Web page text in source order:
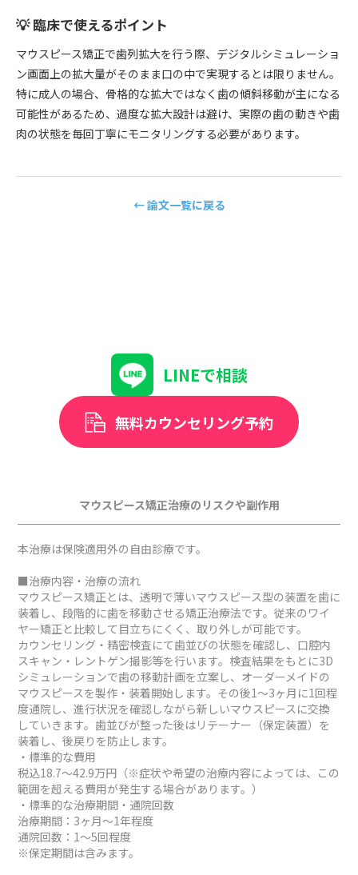
💡 臨床で使えるポイント
マウスピース矯正で歯列拡大を行う際、デジタルシミュレーショ
ン画面上の拡大量がそのまま口の中で実現するとは限りません。
特に成人の場合、骨格的な拡大ではなく歯の傾斜移動が主になる
可能性があるため、過度な拡大設計は避け、実際の歯の動きや歯
肉の状態を毎回丁寧にモニタリングする必要があります。
← 論文一覧に戻る
LINEで相談
無料カウンセリング予約
マウスピース矯正治療のリスクや副作用
本治療は保険適用外の自由診療です。
■治療内容・治療の流れ
マウスピース矯正とは、透明で薄いマウスピース型の装置を歯に
装着し、段階的に歯を移動させる矯正治療法です。従来のワイ
ヤー矯正と比較して目立ちにくく、取り外しが可能です。
カウンセリング・精密検査にて歯並びの状態を確認し、口腔内
スキャン・レントゲン撮影等を行います。検査結果をもとに3D
シミュレーションで歯の移動計画を立案し、オーダーメイドの
マウスピースを製作・装着開始します。その後1～3ヶ月に1回程
度通院し、進行状況を確認しながら新しいマウスピースに交換
していきます。歯並びが整った後はリテーナー（保定装置）を
装着し、後戻りを防止します。
・標準的な費用
税込18.7～42.9万円（※症状や希望の治療内容によっては、この
範囲を超える費用が発生する場合があります。）
・標準的な治療期間・通院回数
治療期間：3ヶ月～1年程度
通院回数：1～5回程度
※保定期間は含みます。